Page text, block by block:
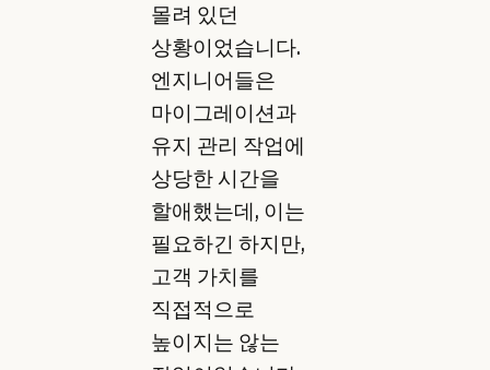
몰려 있던
상황이었습니다.
엔지니어들은
마이그레이션과
유지 관리 작업에
상당한 시간을
할애했는데, 이는
필요하긴 하지만,
고객 가치를
직접적으로
높이지는 않는